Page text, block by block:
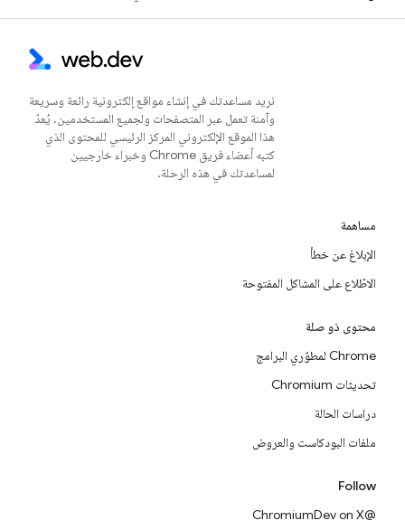
نريد مساعدتك في إنشاء مواقع إلكترونية رائعة وسريعة
وآمنة تعمل عبر المتصفحات ولجميع المستخدمين. يُعدّ
هذا الموقع الإلكتروني المركز الرئيسي للمحتوى الذي
كتبه أعضاء فريق Chrome وخبراء خارجيين
لمساعدتك في هذه الرحلة.
مساهمة
الإبلاغ عن خطأ
الاطّلاع على المشاكل المفتوحة
محتوى ذو صلة
Chrome لمطوّري البرامج
تحديثات Chromium
دراسات الحالة
ملفات البودكاست والعروض
Follow
@ChromiumDev on X